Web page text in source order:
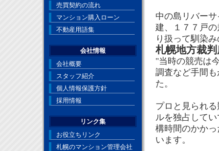
中の島リバー
建、１７７戸
り扱って馴染
札幌地方裁判
"当時の競売は
調査など手間
た。
プロと見られ
ルを独占して
構時間のかか
います。
売買契約の流れ
マンション購入ローン
不動産用語集
会社情報
会社概要
スタッフ紹介
個人情報保護方針
採用情報
リンク集
お役立ちリンク
札幌のマンション管理会社